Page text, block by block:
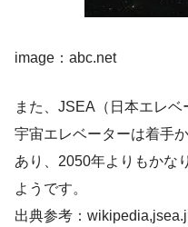
image：abc.net
また、JSEA（日本エレベ
宇宙エレベーターは着手
あり、2050年よりもかな
ようです。
出典参考：